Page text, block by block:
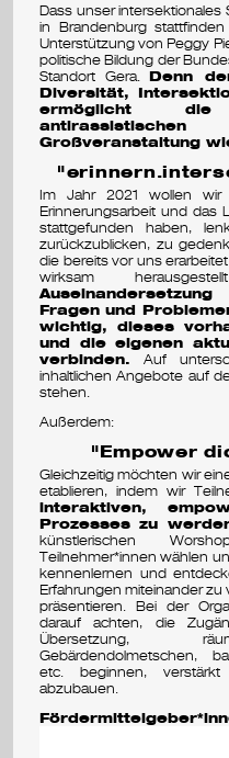
Dass unser intersektionales
in Brandenburg
Unterstützung von Peggy
politische Bildung der
Standort Gera. Denn
Diversität,
ermöglicht
Großveranstaltung
Im Jahr 2021 wollen wir
Erinnerungsarbeit und das
stattgefunden haben,
zurückzublicken, zu
die bereits vor uns
wirksam
Fragen und
wichtig, dieses
und die eigenen
verbinden. Auf
inhaltlichen Angebote auf
stehen.
Außerdem:
"Empower
Gleichzeitig möchten wir
etablieren, indem wir
interaktiven,
Prozesses zu
künstlerischen
Teilnehmer*innen wählen
kennenlernen und
Erfahrungen miteinander
präsentieren. Bei der
darauf achten, die
Übersetzung,
Gebärdendolmetschen,
etc. beginnen, verstärkt
abzubauen.